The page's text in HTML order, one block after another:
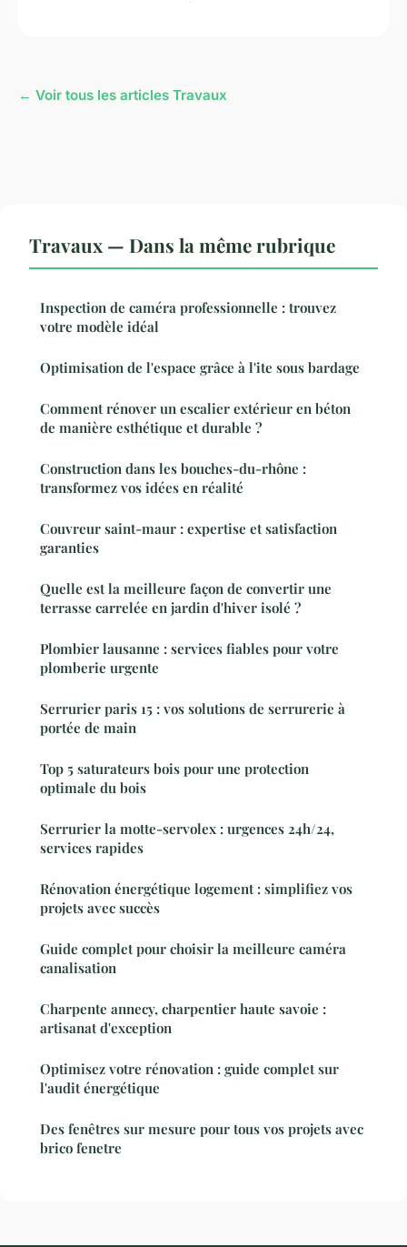
← Voir tous les articles Travaux
Travaux — Dans la même rubrique
Inspection de caméra professionnelle : trouvez
votre modèle idéal
Optimisation de l'espace grâce à l'ite sous bardage
Comment rénover un escalier extérieur en béton
de manière esthétique et durable ?
Construction dans les bouches-du-rhône :
transformez vos idées en réalité
Couvreur saint-maur : expertise et satisfaction
garanties
Quelle est la meilleure façon de convertir une
terrasse carrelée en jardin d'hiver isolé ?
Plombier lausanne : services fiables pour votre
plomberie urgente
Serrurier paris 15 : vos solutions de serrurerie à
portée de main
Top 5 saturateurs bois pour une protection
optimale du bois
Serrurier la motte-servolex : urgences 24h/24,
services rapides
Rénovation énergétique logement : simplifiez vos
projets avec succès
Guide complet pour choisir la meilleure caméra
canalisation
Charpente annecy, charpentier haute savoie :
artisanat d'exception
Optimisez votre rénovation : guide complet sur
l'audit énergétique
Des fenêtres sur mesure pour tous vos projets avec
brico fenetre